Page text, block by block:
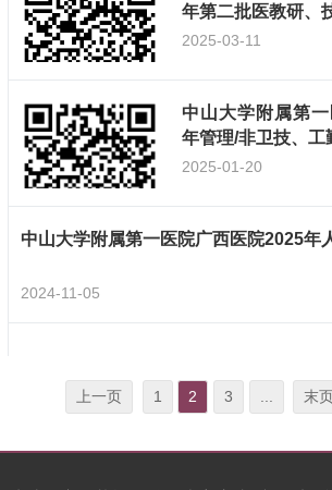
年第二批医教研、
2025-03-11
中山大学附属第
年管理/非卫技、工
2025-01-20
中山大学附属第一医院广西医院2025年
2024-11-05
上一页 1 2 3 末